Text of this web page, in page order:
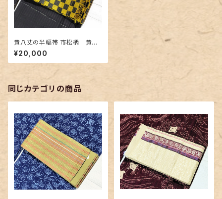
黄八丈の半幅帯 市松柄 黄色
×黒色
¥20,000
同じカテゴリの商品